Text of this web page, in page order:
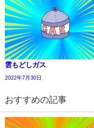
雲もどしガス
2022年7月30日
おすすめの記事